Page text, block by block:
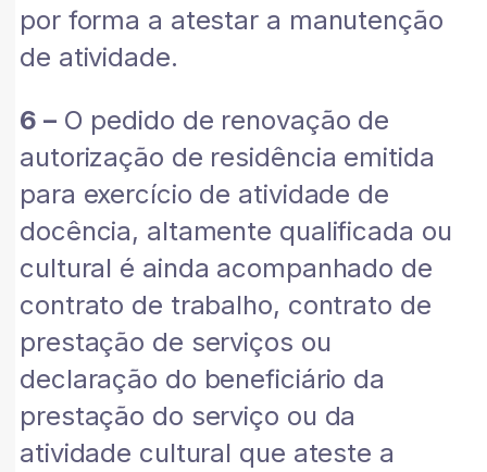
por forma a atestar a manutenção
de atividade.
6 –O pedido de renovação de
autorização de residência emitida
para exercício de atividade de
docência, altamente qualificada ou
cultural é ainda acompanhado de
contrato de trabalho, contrato de
prestação de serviços ou
declaração do beneficiário da
prestação do serviço ou da
atividade cultural que ateste a